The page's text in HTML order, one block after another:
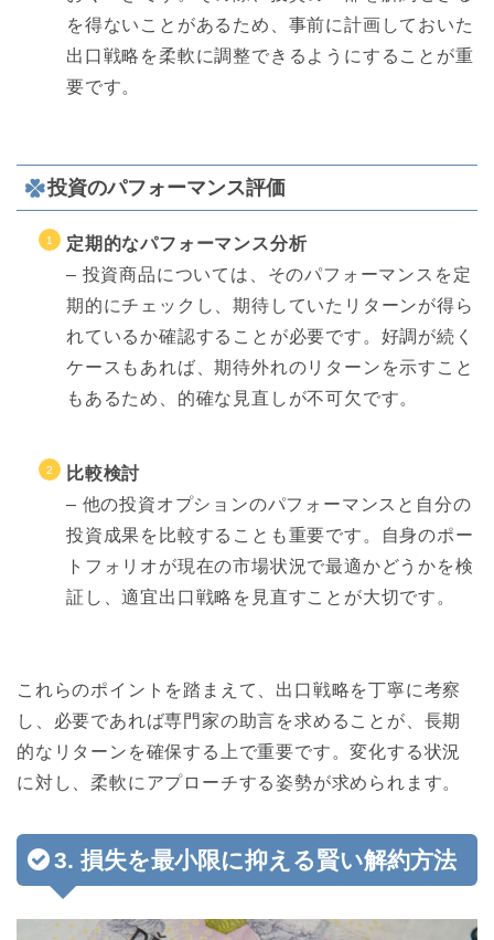
を得ないことがあるため、事前に計画しておいた
出口戦略を柔軟に調整できるようにすることが重
要です。
投資のパフォーマンス評価
定期的なパフォーマンス分析
– 投資商品については、そのパフォーマンスを定
期的にチェックし、期待していたリターンが得ら
れているか確認することが必要です。好調が続く
ケースもあれば、期待外れのリターンを示すこと
もあるため、的確な見直しが不可欠です。
比較検討
– 他の投資オプションのパフォーマンスと自分の
投資成果を比較することも重要です。自身のポー
トフォリオが現在の市場状況で最適かどうかを検
証し、適宜出口戦略を見直すことが大切です。
これらのポイントを踏まえて、出口戦略を丁寧に考察
し、必要であれば専門家の助言を求めることが、長期
的なリターンを確保する上で重要です。変化する状況
に対し、柔軟にアプローチする姿勢が求められます。
3. 損失を最小限に抑える賢い解約方法